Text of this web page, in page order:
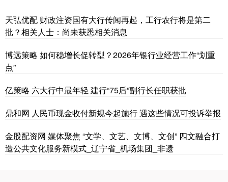
天弘优配 财政注资国有大行传闻再起，工行农行将是第二
批？相关人士：尚未获悉相关消息
博远策略 如何稳增长促转型？2026年银行业经营工作“划重
点”
亿策略 六大行中最年轻 建行“75后”副行长任职获批
鼎和网 人民币现金收付新规今起施行 遇这些情况可投诉举报
金股配资网 媒体聚焦 “文学、文艺、文博、文创” 四文融合打
造公共文化服务新模式_辽宁省_机场集团_非遗